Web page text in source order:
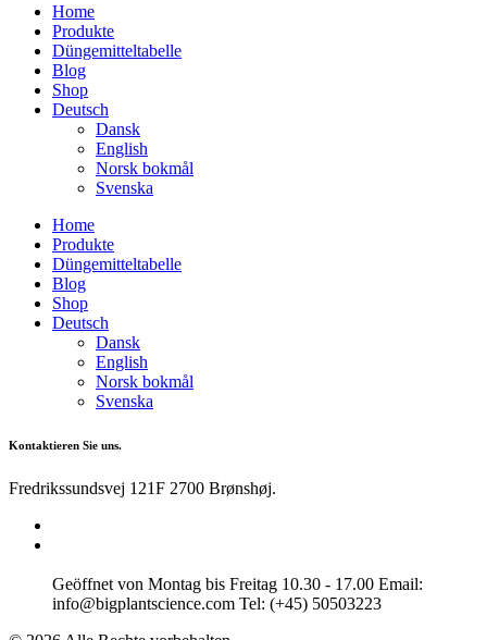
Home
Produkte
Düngemitteltabelle
Blog
Shop
Deutsch
Dansk
English
Norsk bokmål
Svenska
Home
Produkte
Düngemitteltabelle
Blog
Shop
Deutsch
Dansk
English
Norsk bokmål
Svenska
Kontaktieren Sie uns.
Fredrikssundsvej 121F 2700 Brønshøj.
Geöffnet von Montag bis Freitag 10.30 - 17.00 Email:
info@bigplantscience.com Tel: (+45) 50503223